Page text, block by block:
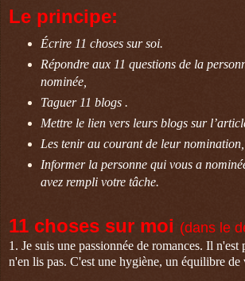
Le principe:
Écrire 11 choses sur soi.
Répondre aux 11 questions de la
nominée,
Taguer 11 blogs .
Mettre le lien vers leurs blogs sur
Les tenir au courant de leur nomination,
Informer la personne qui vous a
avez rempli votre tâche.
11 choses sur moi (dans le
1. Je suis une passionnée de romances. Il n'est
n'en lis pas. C'est une hygiène, un équilibre de